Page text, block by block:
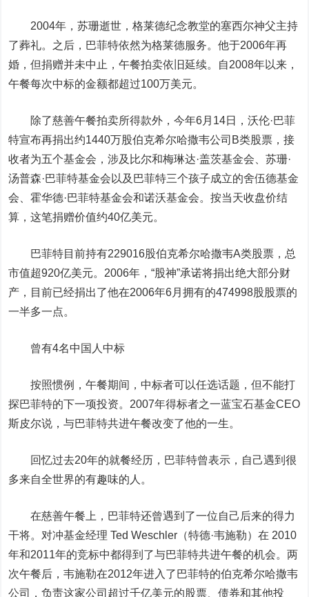
2004年，苏珊逝世，格莱德纪念教堂的塞西尔神父主持
了葬礼。之后，巴菲特依然为格莱德服务。他于2006年再
婚，但捐赠并未中止，午餐拍卖依旧延续。自2008年以来，
午餐每次中标的金额都超过100万美元。
除了慈善午餐拍卖所得款外，今年6月14日，沃伦·巴菲
特宣布再捐出约1440万股伯克希尔哈撒韦公司B类股票，接
收者为五个基金会，涉及比尔和梅琳达·盖茨基金会、苏珊·
汤普森·巴菲特基金会以及巴菲特三个孩子成立的舍伍德基金
会、霍华德·巴菲特基金会和诺沃基金会。按当天收盘价结
算，这笔捐赠价值约40亿美元。
巴菲特目前持有229016股伯克希尔哈撒韦A类股票，总
市值超920亿美元。2006年，“股神”承诺将捐出绝大部分财
产，目前已经捐出了他在2006年6月拥有的474998股股票的
一半多一点。
曾有4名中国人中标
按照惯例，午餐期间，中标者可以任选话题，但不能打
探巴菲特的下一项投资。2007年得标者之一蓝宝石基金CEO
斯皮尔说，与巴菲特共进午餐改变了他的一生。
回忆过去20年的就餐经历，巴菲特曾表示，自己遇到很
多来自全世界的有趣味的人。
在慈善午餐上，巴菲特还曾遇到了一位自己后来的得力
干将。对冲基金经理 Ted Weschler（特德·韦施勒）在 2010
年和2011年的竞标中都得到了与巴菲特共进午餐的机会。两
次午餐后，韦施勒在2012年进入了巴菲特的伯克希尔哈撒韦
公司，负责这家公司超过千亿美元的股票、债券和其他投